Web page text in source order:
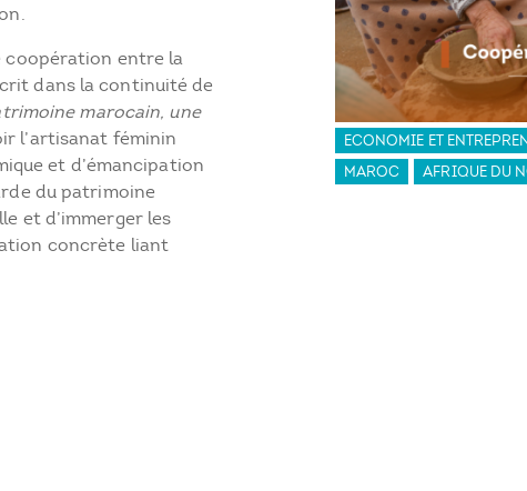
coopération entre la
dans la continuité de
marocain, une
l’artisanat féminin
et d’émancipation
du patrimoine
et d’immerger les
concrète liant
ECONOMIE ET
MAROC
AFRIQUE DU